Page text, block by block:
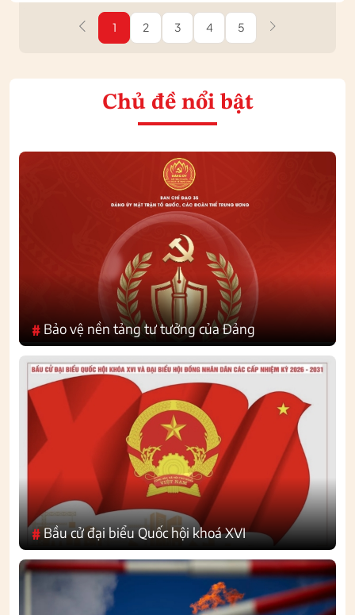
1 2 3 4 5
Chủ đề nổi bật
# Bảo vệ nền tảng tư tưởng của Đảng
#Bầu cử đại biểu Quốc hội khoá XVI